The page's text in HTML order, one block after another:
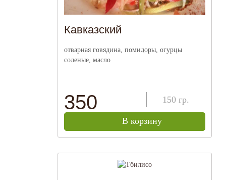
Кавказский
отварная говядина, помидоры, огурцы
соленые, масло
350 150 гр.
В корзину